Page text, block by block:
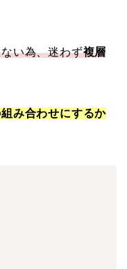
い為、迷わず複層
み合わせにするか